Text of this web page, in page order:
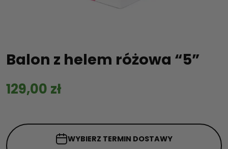
Balon z helem różowa “5”
129,00 zł
WYBIERZ TERMIN DOSTAWY